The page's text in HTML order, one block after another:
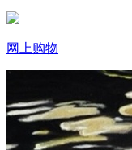
网上购物